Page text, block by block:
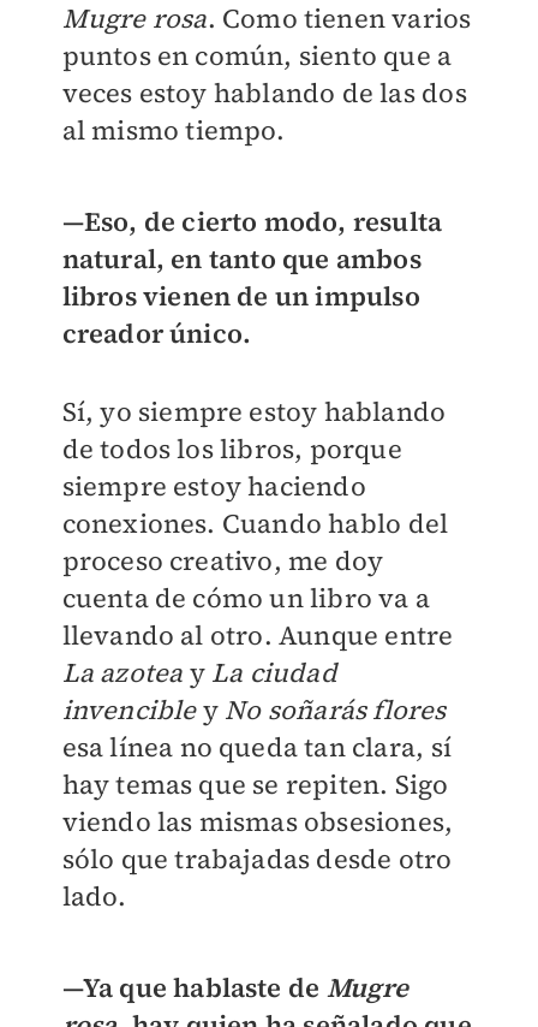
Mugre rosa. Como tienen varios
puntos en común, siento que a
veces estoy hablando de las dos
al mismo tiempo.
—Eso, de cierto modo, resulta
natural, en tanto que ambos
libros vienen de un impulso
creador único.
Sí, yo siempre estoy hablando
de todos los libros, porque
siempre estoy haciendo
conexiones. Cuando hablo del
proceso creativo, me doy
cuenta de cómo un libro va a
llevando al otro. Aunque entre
La azotea y La ciudad
invencibley No soñarás flores
esa línea no queda tan clara, sí
hay temas que se repiten. Sigo
viendo las mismas obsesiones,
sólo que trabajadas desde otro
lado.
—Ya que hablaste de Mugre